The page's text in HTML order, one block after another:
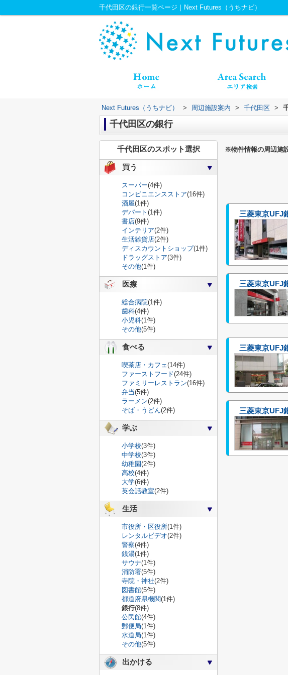
千代田区の銀行一覧ページ｜Next Futures（うちナビ）
Next Futures（うちナビ） > 周辺施設案内 > 千代田区 >
千代田区の銀行
※物件情報の周辺施
三菱東京UFJ
三菱東京UFJ
三菱東京UFJ
三菱東京UFJ
千代田区のスポット選択
買う
スーパー(4件)
コンビニエンスストア(16件)
酒屋(1件)
デパート (1件)
書店(9件)
インテリア(2件)
生活雑貨店(2件)
ディスカウントショップ(1件)
ドラッグストア(3件)
その他(1件)
医療
総合病院(1件)
歯科(4件)
小児科(1件)
その他(5件)
食べる
喫茶店・カフェ(14件)
ファーストフード(24件)
ファミリーレストラン(16件)
弁当(5件)
ラーメン(2件)
そば・うどん(2件)
学ぶ
小学校(3件)
中学校(3件)
幼稚園(2件)
高校(4件)
大学(6件)
英会話教室(2件)
生活
市役所・区役所(1件)
レンタルビデオ(2件)
警察(4件)
銭湯(1件)
サウナ(1件)
消防署(5件)
寺院・神社(2件)
図書館(5件)
都道府県機関(1件)
銀行(8件)
公民館(4件)
郵便局(1件)
水道局(1件)
その他(5件)
出かける